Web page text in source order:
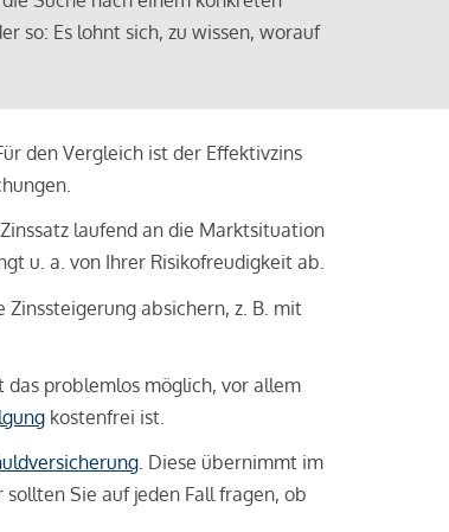
so: Es lohnt sich, zu wissen, worauf
den Vergleich ist der Effektivzins
laufend an die Marktsituation
u. a. von Ihrer Risikofreudigkeit ab.
absichern, z. B. mit
das problemlos möglich, vor allem
kostenfrei ist.
. Diese übernimmt im
Sie auf jeden Fall fragen, ob